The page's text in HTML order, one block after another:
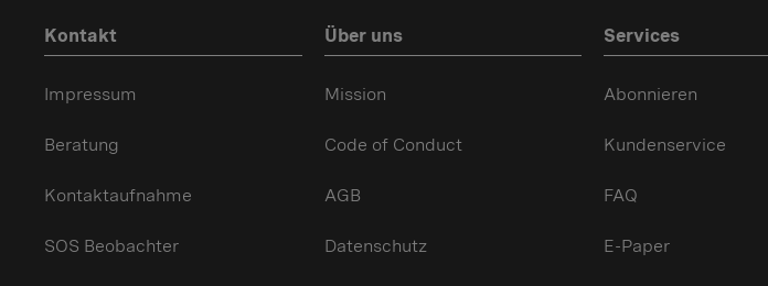
Kontakt
Impressum
Beratung
Kontaktaufnahme
SOS Beobachter
Über uns
Mission
Code of Conduct
AGB
Datenschutz
Services
Abonnieren
Kundenservice
FAQ
E-Paper